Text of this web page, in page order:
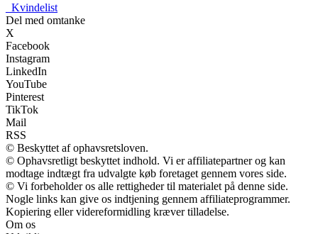
Kvindelist
Del med omtanke
X
Facebook
Instagram
LinkedIn
YouTube
Pinterest
TikTok
Mail
RSS
© Beskyttet af ophavsretsloven.
© Ophavsretligt beskyttet indhold. Vi er affiliatepartner og kan
modtage indtægt fra udvalgte køb foretaget gennem vores side.
© Vi forbeholder os alle rettigheder til materialet på denne side.
Nogle links kan give os indtjening gennem affiliateprogrammer.
Kopiering eller videreformidling kræver tilladelse.
Om os